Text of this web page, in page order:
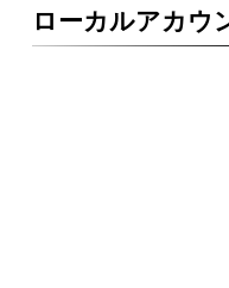
ローカルアカウ